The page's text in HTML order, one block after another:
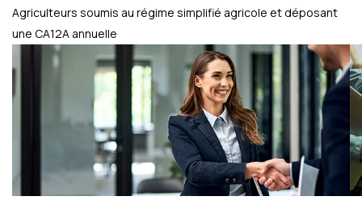
Agriculteurs soumis au régime simplifié agricole et déposant
une CA12A annuelle